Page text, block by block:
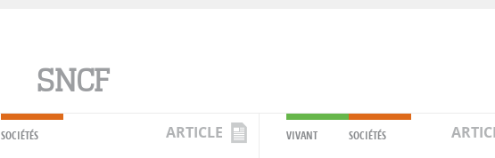
SNCF
SOCIÉTÉS ARTICLE VIVANT SOCIÉTÉS